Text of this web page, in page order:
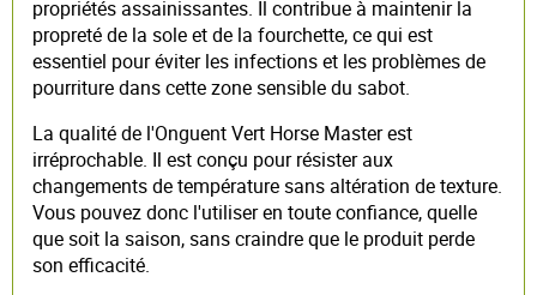
propriétés assainissantes. Il contribue à maintenir la
propreté de la sole et de la fourchette, ce qui est
essentiel pour éviter les infections et les problèmes de
pourriture dans cette zone sensible du sabot.
La qualité de l'Onguent Vert Horse Master est
irréprochable. Il est conçu pour résister aux
changements de température sans altération de texture.
Vous pouvez donc l'utiliser en toute confiance, quelle
que soit la saison, sans craindre que le produit perde
son efficacité.